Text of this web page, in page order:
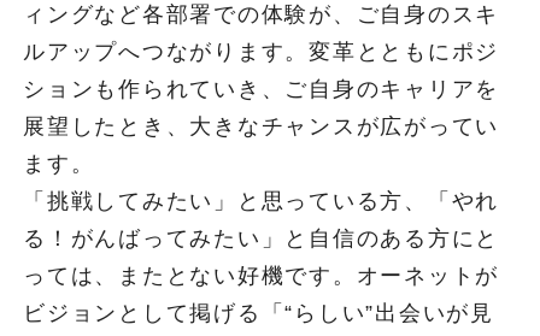
ィングなど各部署での体験が、ご自身のスキ
ルアップへつながります。変革とともにポジ
ションも作られていき、ご自身のキャリアを
展望したとき、大きなチャンスが広がってい
ます。
「挑戦してみたい」と思っている方、「やれ
る！がんばってみたい」と自信のある方にと
っては、またとない好機です。オーネットが
ビジョンとして掲げる「“らしい”出会いが見